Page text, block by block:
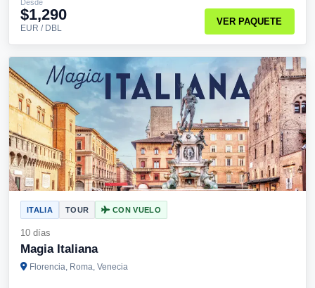
Desde
$1,290
EUR / DBL
VER PAQUETE
ITALIA TOUR CON VUELO
10 días
Magia Italiana
Florencia, Roma, Venecia